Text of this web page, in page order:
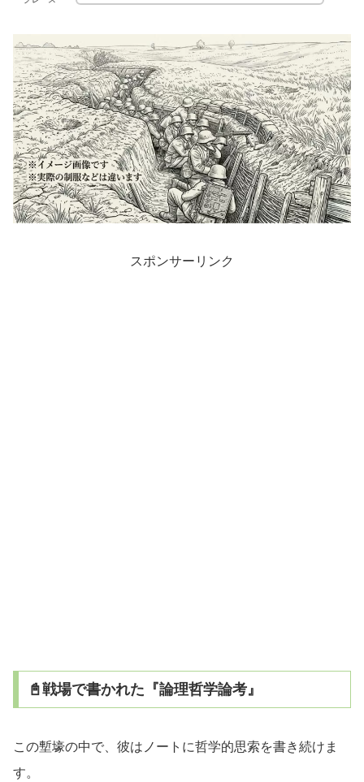
スポンサーリンク
📓戦場で書かれた『論理哲学論考』
この塹壕の中で、彼はノートに哲学的思索を書き続けま
す。